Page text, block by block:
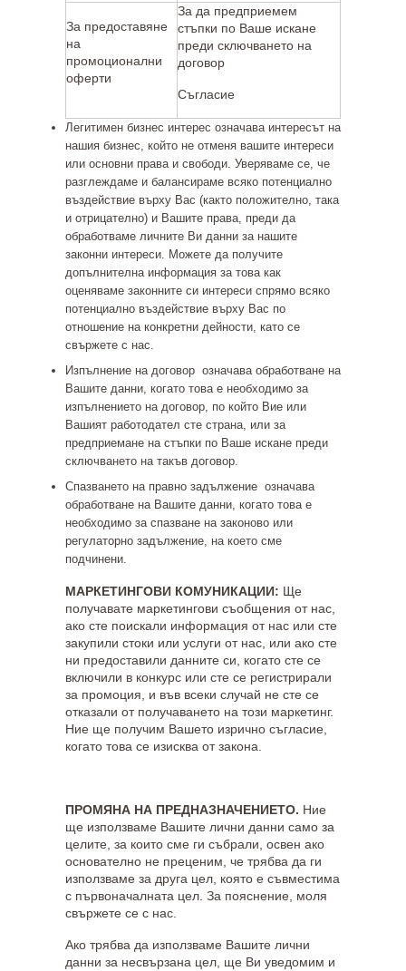
За предоставяне
на
промоционални
оферти
За да предприемем
стъпки по Ваше искане
преди сключването на
договор
Съгласие
Легитимен бизнес интерес означава интересът на
нашия бизнес, който не отменя вашите интереси
или основни права и свободи. Уверяваме се, че
разглеждаме и балансираме всяко потенциално
въздействие върху Вас (както положително, така
и отрицателно) и Вашите права, преди да
обработваме личните Ви данни за нашите
законни интереси. Можете да получите
допълнителна информация за това как
оценяваме законните си интереси спрямо всяко
потенциално въздействие върху Вас по
отношение на конкретни дейности, като се
свържете с нас.
Изпълнение на договор означава обработване на
Вашите данни, когато това е необходимо за
изпълнението на договор, по който Вие или
Вашият работодател сте страна, или за
предприемане на стъпки по Ваше искане преди
сключването на такъв договор.
Спазването на правно задължение означава
обработване на Вашите данни, когато това е
необходимо за спазване на законово или
регулаторно задължение, на което сме
подчинени.
МАРКЕТИНГОВИ КОМУНИКАЦИИ: Ще
получавате маркетингови съобщения от нас,
ако сте поискали информация от нас или сте
закупили стоки или услуги от нас, или ако сте
ни предоставили данните си, когато сте се
включили в конкурс или сте се регистрирали
за промоция, и във всеки случай не сте се
отказали от получаването на този маркетинг.
Ние ще получим Вашето изрично съгласие,
когато това се изисква от закона.
ПРОМЯНА НА ПРЕДНАЗНАЧЕНИЕТО. Ние
ще използваме Вашите лични данни само за
целите, за които сме ги събрали, освен ако
основателно не преценим, че трябва да ги
използваме за друга цел, която е съвместима
с първоначалната цел. За пояснение, моля
свържете се с нас.
Ако трябва да използваме Вашите лични
данни за несвързана цел, ще Ви уведомим и